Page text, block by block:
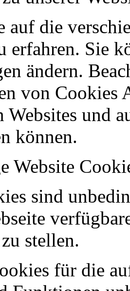
auf die
erfahren. Sie
ändern.
von Cookies
Websites und
können.
Website
sind
stellen.
für die